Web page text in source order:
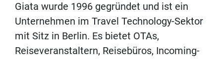
Giata wurde 1996 gegründet und ist ein
Unternehmen im Travel Technology-Sektor
mit Sitz in Berlin. Es bietet OTAs,
Reiseveranstaltern, Reisebüros, Incoming-